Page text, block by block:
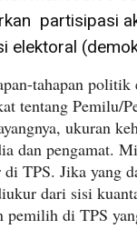
partisipasi
elektoral
tahapan
tentang Pemilu/
ukuran
dan pengamat.
di TPS. Jika yang
dari sisi
di TPS